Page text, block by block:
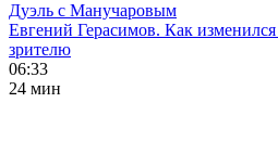
Дуэль с Манучаровым
Евгений Герасимов. Как
зрителю
06:33
24 мин